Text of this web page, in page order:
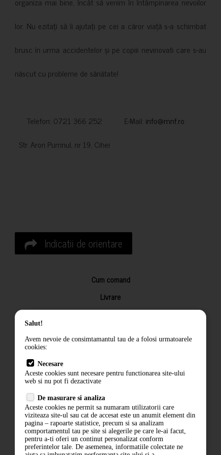
lor. Nu ezitați să îi ajutați pe cei a căror viață s-a schimbat
brusc în urma accidentelor și pe copiii nevinovati care s-au
născut cu probleme de sănătate!
Telefon: 0721 366 252 E-Mail: info@mnf.ro
Str. Aron Pumnul, nr 19, Cihei
Indicatii de orientare
Cum comand
Livrare
Returnarea produselor
Termeni si conditii
Politica de confidentialitate
ANPC
Salut!
Avem nevoie de consimtamantul tau de a folosi urmatoarele
cookies:
Necesare
Aceste cookies sunt necesare pentru functionarea site-ului
web si nu pot fi dezactivate
De masurare si analiza
Aceste cookies ne permit sa numaram utilizatorii care
viziteaza site-ul sau cat de accesat este un anumit element din
pagina – rapoarte statistice, precum si sa analizam
comportamentul tau pe site si alegerile pe care le-ai facut,
pentru a-ti oferi un continut personalizat conform
preferintelor tale. De asemenea, informatiile colectate ne